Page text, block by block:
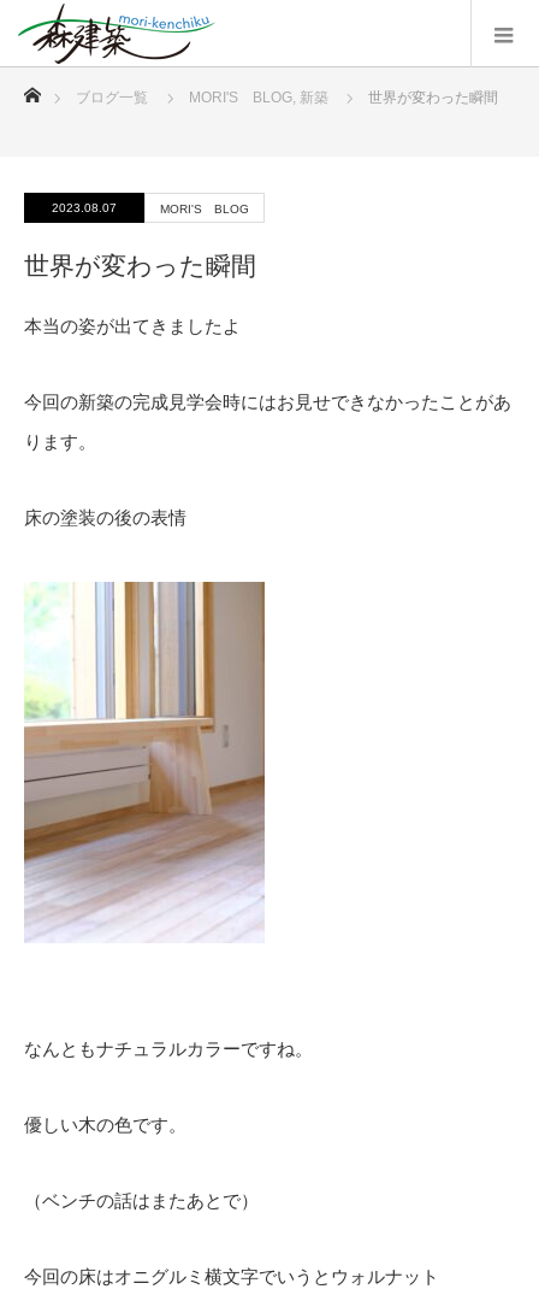
ブログ一覧 MORI'S BLOG, 新築 世界が変わった瞬間
2023.08.07 MORI'S BLOG
世界が変わった瞬間
本当の姿が出てきましたよ
今回の新築の完成見学会時にはお見せできなかったことがあ
ります。
床の塗装の後の表情
なんともナチュラルカラーですね。
優しい木の色です。
（ベンチの話はまたあとで）
今回の床はオニグルミ横文字でいうとウォルナット